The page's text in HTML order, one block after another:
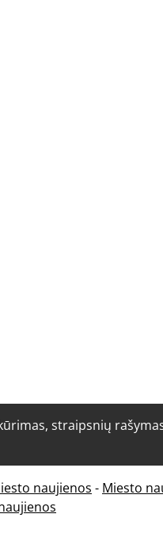
straipsnių
naujienos - Miesto